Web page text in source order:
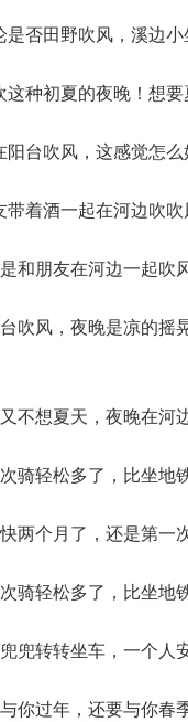
否田野吹风，溪边
这种初夏的夜晚！想
台吹风，这感觉怎
着酒一起在河边吹
和朋友在河边一起吹
吹风，夜晚是凉的摇
不想夏天，夜晚在河
骑轻松多了，比坐地
两个月了，还是第一
骑轻松多了，比坐地
兜转转坐车，一个人
你过年，还要与你春